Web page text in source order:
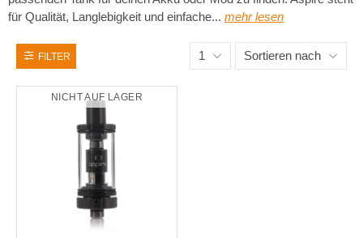
für Qualität, Langlebigkeit und einfache... mehr lesen
FILTER 1 Sortieren nach
NICHT AUF LAGER